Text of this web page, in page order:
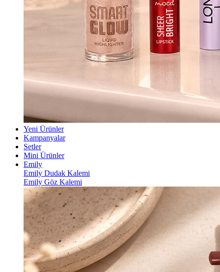
Yeni Ürünler
Kampanyalar
Setler
Mini Ürünler
Emily
Emily Dudak Kalemi
Emily Göz Kalemi